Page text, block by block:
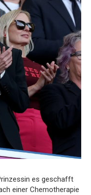
es geschafft
einer Chemotherapie